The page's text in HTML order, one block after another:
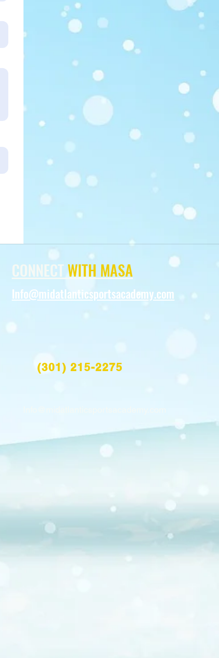
CONNECT WITH MASA
Info@midatlanticsportsacademy.com
(301) 215-2275